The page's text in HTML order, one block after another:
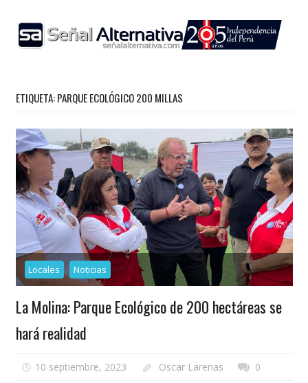
content
ETIQUETA:PARQUE ECOLÓGICO 200 MILLAS
Locales Noticias
La Molina: Parque Ecológico de 200 hectáreas se
hará realidad
10 septiembre, 2023 Oscar Larenas 0